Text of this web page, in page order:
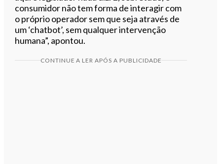
consumidor não tem forma de interagir com
o próprio operador sem que seja através de
um ‘chatbot’, sem qualquer intervenção
humana”, apontou.
CONTINUE A LER APÓS A PUBLICIDADE